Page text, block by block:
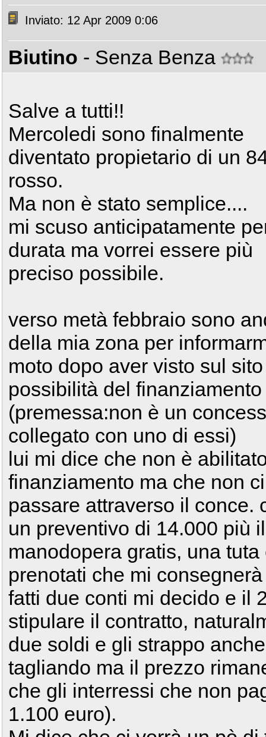
Inviato: 12 Apr 2009 0:06
Biutino - Senza Benza
Salve a tutti!!
Mercoledi sono finalmente
diventato propietario di un
rosso.
Ma non è stato semplice....
mi scuso anticipatamente
durata ma vorrei essere più
preciso possibile.
verso metà febbraio sono
della mia zona per
moto dopo aver visto sul
possibilità del
(premessa:non è un
collegato con uno di essi)
lui mi dice che non è
finanziamento ma che non
passare attraverso il conce.
un preventivo di 14.000 più
manodopera gratis, una
prenotati che mi
fatti due conti mi decido e il
stipulare il contratto,
due soldi e gli strappo
tagliando ma il prezzo
che gli interressi che non
1.100 euro).